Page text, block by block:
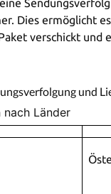
Dies ermöglicht
verschickt und
und
nach Länder